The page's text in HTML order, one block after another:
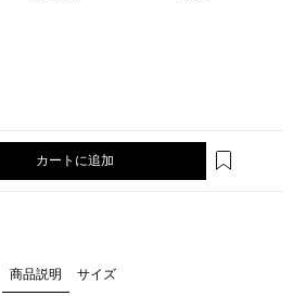
カートに追加
商品説明 サイズ